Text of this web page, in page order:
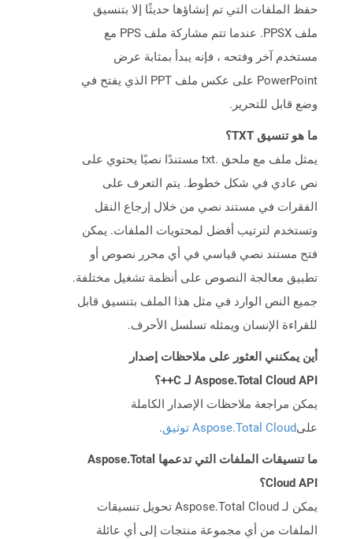
حفظ الملفات التي تم إنشاؤها حديثًا إلا بتنسيق
ملف PPSX. عندما تتم مشاركة ملف PPS مع
مستخدم آخر وفتحه ، فإنه يبدأ بمثابة عرض
PowerPoint على عكس ملف PPT الذي يفتح في
وضع قابل للتحرير.
ما هو تنسيق TXT؟
يمثل ملف مع ملحق .txt مستندًا نصيًا يحتوي على
نص عادي في شكل خطوط. يتم التعرف على
الفقرات في مستند نصي من خلال إرجاع النقل
وتستخدم لترتيب أفضل لمحتويات الملفات. يمكن
فتح مستند نصي قياسي في أي محرر نصوص أو
تطبيق معالجة النصوص على أنظمة تشغيل مختلفة.
جميع النص الوارد في مثل هذا الملف بتنسيق قابل
للقراءة الإنسان ويمثله تسلسل الأحرف.
أين يمكنني العثور على ملاحظات إصدار
Aspose.Total Cloud API لـ C++؟
يمكن مراجعة ملاحظات الإصدار الكاملة
علىAspose.Total Cloud توثيق .
ما تنسيقات الملفات التي تدعمها Aspose.Total
Cloud API؟
يمكن لـ Aspose.Total Cloud تحويل تنسيقات
الملفات من أي مجموعة منتجات إلى أي عائلة